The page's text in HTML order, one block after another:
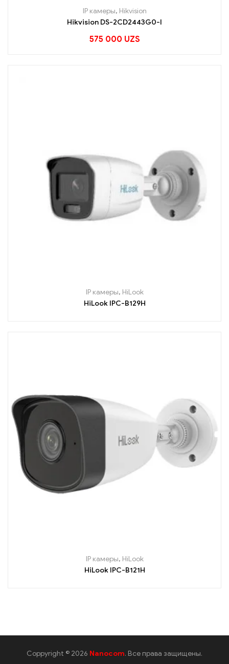
IP камеры, Hikvision
Hikvision DS-2CD2443G0-I
575 000 UZS
IP камеры, HiLook
HiLook IPC-B129H
IP камеры, HiLook
HiLook IPC-B121H
Coppyright © 2026 Nanocom. Все права защищены.